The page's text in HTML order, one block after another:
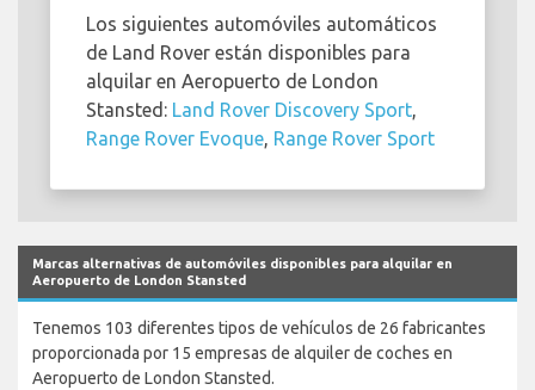
Los siguientes automóviles automáticos
de Land Rover están disponibles para
alquilar en Aeropuerto de London
Stansted: Land Rover Discovery Sport
Range Rover Evoque Range Rover Sport
Marcas alternativas de automóviles disponibles para alquilar en
Aeropuerto de London Stansted
Tenemos 103 diferentes tipos de vehículos de 26 fabricantes
proporcionada por 15 empresas de alquiler de coches en
Aeropuerto de London Stansted.